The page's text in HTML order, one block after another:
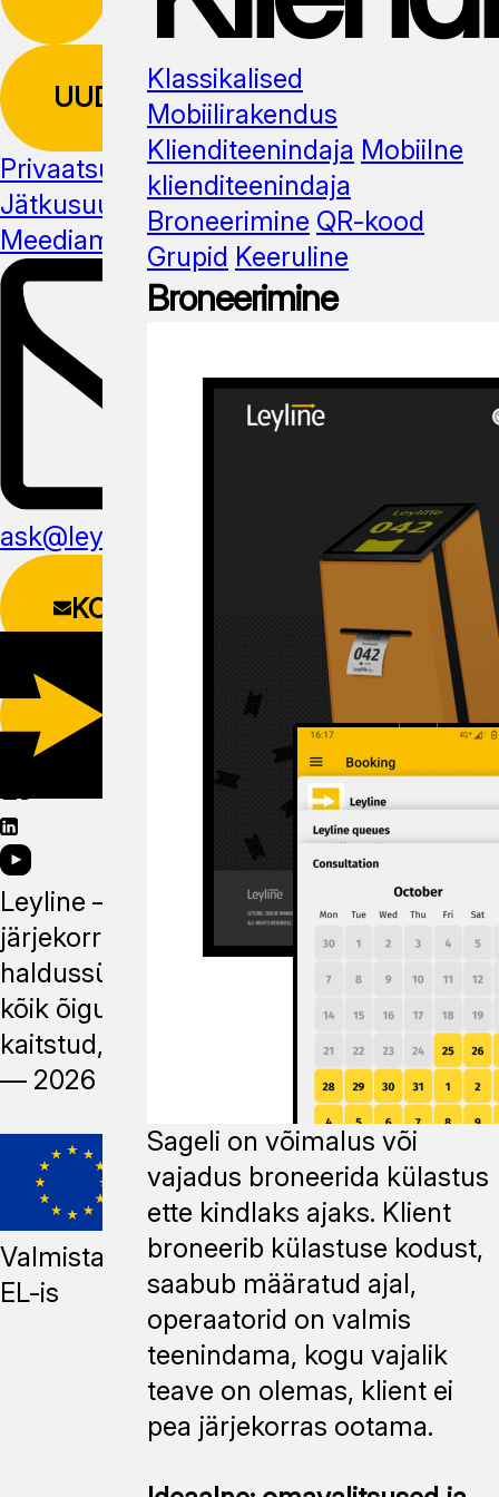
UUDISKIRI
Privaatsuspoliitika
Jätkusuutlikus
Meediamaterjal
ask@leyline.li
KONTAKTIVORM
LAADI ALLA
MOBIILIRAKENDUS
Leyline —
järjekorra
haldussüsteem,
kõik õigused
kaitstud, 2014
— 2026
Valmistatud
EL-is
Klassikalised
Mobiilirakendus
Klienditeenindaja Mobiilne
klienditeenindaja
Broneerimine QR-kood
Grupid Keeruline
Broneerimine
Sageli on võimalus või
vajadus broneerida külastus
ette kindlaks ajaks. Klient
broneerib külastuse kodust,
saabub määratud ajal,
operaatorid on valmis
teenindama, kogu vajalik
teave on olemas, klient ei
pea järjekorras ootama.